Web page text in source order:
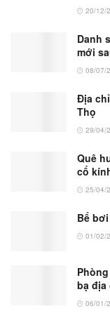
20/12/
Danh
mới
08/07/
Địa
Thọ
29/04/
Quê
cổ
25/04/
Bể
01/02/
bạ địa
06/01/